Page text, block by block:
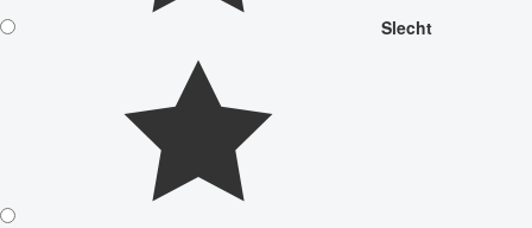
Slecht